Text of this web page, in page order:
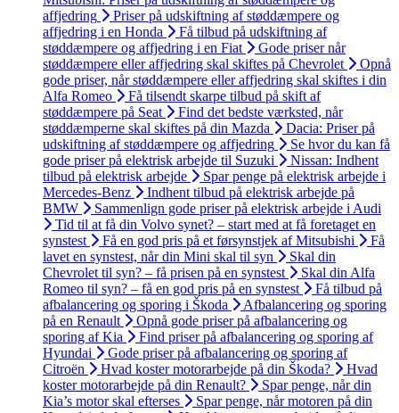
affjedring
Priser på udskiftning af støddæmpere og
affjedring i en Honda
Få tilbud på udskiftning af
støddæmpere og affjedring i en Fiat
Gode priser når
støddæmpere eller affjedring skal skiftes på Chevrolet
Opnå
gode priser, når støddæmpere eller affjedring skal skiftes i din
Alfa Romeo
Få tilsendt skarpe tilbud på skift af
støddæmpere på Seat
Find det bedste værksted, når
støddæmperne skal skiftes på din Mazda
Dacia: Priser på
udskiftning af støddæmpere og affjedring
Se hvor du kan få
gode priser på elektrisk arbejde til Suzuki
Nissan: Indhent
tilbud på elektrisk arbejde
Spar penge på elektrisk arbejde i
Mercedes-Benz
Indhent tilbud på elektrisk arbejde på
BMW
Sammenlign gode priser på elektrisk arbejde i Audi
Tid til at få din Volvo synet? – start med at få foretaget en
synstest
Få en god pris på et førsynstjek af Mitsubishi
Få
lavet en synstest, når din Mini skal til syn
Skal din
Chevrolet til syn? – få prisen på en synstest
Skal din Alfa
Romeo til syn? – få en god pris på en synstest
Få tilbud på
afbalancering og sporing i Škoda
Afbalancering og sporing
på en Renault
Opnå gode priser på afbalancering og
sporing af Kia
Find priser på afbalancering og sporing af
Hyundai
Gode priser på afbalancering og sporing af
Citroën
Hvad koster motorarbejde på din Škoda?
Hvad
koster motorarbejde på din Renault?
Spar penge, når din
Kia’s motor skal efterses
Spar penge, når motoren på din